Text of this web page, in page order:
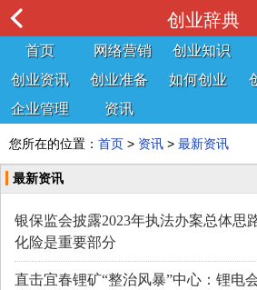
创业辞典
首页 网络营销 创业知识
创业资讯
创业准备 如何创业
企业管理
资讯
您所在的位置： 首页 > 资讯 > 最新资讯
最新资讯
银保监会披露2023年执法办案总体思
化险是重要部分
直击宜春锂矿“整治风暴”中心：锂电